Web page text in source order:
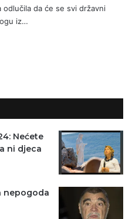
da će se svi državni
iz…
Nećete
ni djeca
nepogoda